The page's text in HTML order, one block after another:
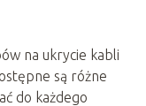
na ukrycie kabli
są różne
do każdego